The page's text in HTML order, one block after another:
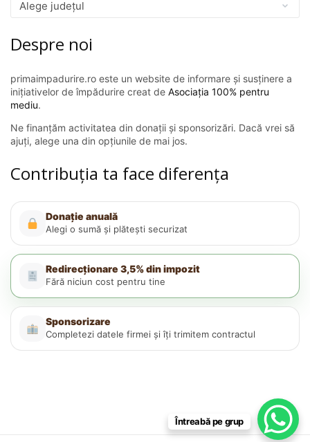
Despre noi
primaimpadurire.ro este un website de informare și susținere a
inițiativelor de împădurire creat de Asociația 100% pentru
mediu.
Ne finanțăm activitatea din donații și sponsorizări. Dacă vrei să
ajuți, alege una din opțiunile de mai jos.
Contribuția ta face diferența
Donație anuală
Alegi o sumă și plătești securizat
Redirecționare 3,5% din impozit
Fără niciun cost pentru tine
Sponsorizare
Completezi datele firmei și îți trimitem contractul
Întreabă pe grup